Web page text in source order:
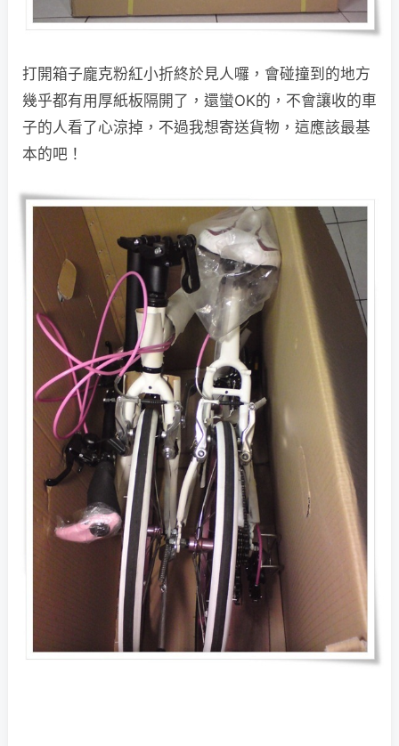
打開箱子龐克粉紅小折終於見人囉，會碰撞到的地方
幾乎都有用厚紙板隔開了，還蠻OK的，不會讓收的車
子的人看了心涼掉，不過我想寄送貨物，這應該最基
本的吧！